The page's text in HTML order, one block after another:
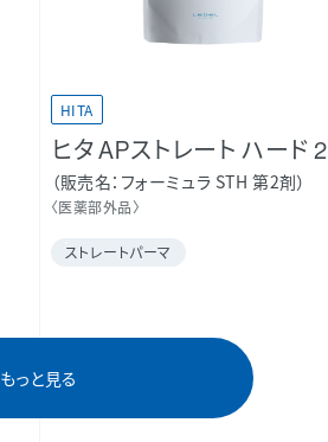
HITA
ヒタ APストレート ハード 2
販売名 フォーミュラ STH 第2剤
〈医薬部外品〉
ストレートパーマ
もっと見る